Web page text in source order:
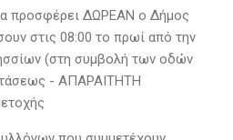
προσφέρει ΔΩΡΕΑΝ ο Δήμος
στις 08:00 το πρωί από την
(στη συμβολή των οδών
- ΑΠΑΡΑΙΤΗΤΗ